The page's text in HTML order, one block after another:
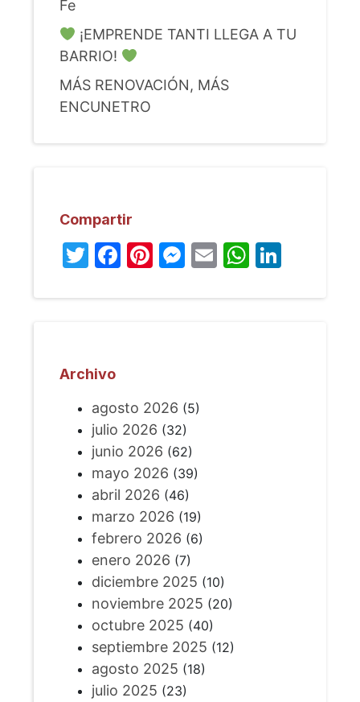
Fe
¡EMPRENDE TANTI LLEGA A TU
BARRIO!
MÁS RENOVACIÓN, MÁS
ENCUNETRO
Compartir
Twitter
Facebook
Pinterest
Messenger
Email
Archivo
agosto 2026 (5)
julio 2026 (32)
junio 2026 (62)
mayo 2026 (39)
abril 2026 (46)
marzo 2026 (19)
febrero 2026 (6)
enero 2026 (7)
diciembre 2025 (10)
noviembre 2025 (20)
octubre 2025 (40)
septiembre 2025 (12)
agosto 2025 (18)
julio 2025 (23)